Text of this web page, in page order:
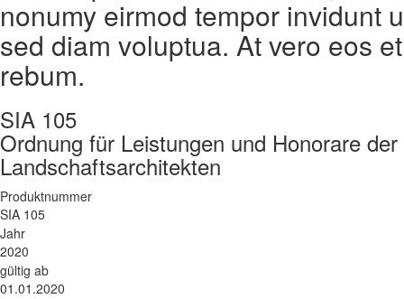
nonumy eirmod tempor invidunt
sed diam voluptua. At vero eos
rebum.
SIA 105
Ordnung für Leistungen und Honorare
Landschaftsarchitekten
Produktnummer
SIA 105
Jahr
2020
gültig ab
01.01.2020